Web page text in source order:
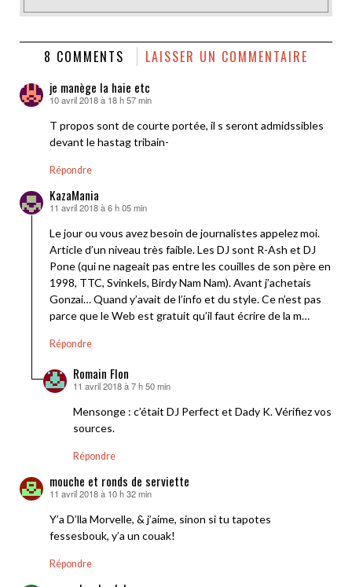
8 COMMENTS LAISSER UN COMMENTAIRE
je manège la haie etc
dit :
10 avril 2018 à 18 h 57 min
T propos sont de courte portée, il s seront admidssibles
devant le hastag tribain-
Répondre
KazaMania
dit :
11 avril 2018 à 6 h 05 min
Le jour ou vous avez besoin de journalistes appelez moi.
Article d’un niveau très faible. Les DJ sont R-Ash et DJ
Pone (qui ne nageait pas entre les couilles de son père en
1998, TTC, Svinkels, Birdy Nam Nam). Avant j’achetais
Gonzai… Quand y’avait de l’info et du style. Ce n’est pas
parce que le Web est gratuit qu’il faut écrire de la m…
Répondre
Romain Flon
dit :
11 avril 2018 à 7 h 50 min
Mensonge : c’était DJ Perfect et Dady K. Vérifiez vos
sources.
Répondre
mouche et ronds de serviette
dit :
11 avril 2018 à 10 h 32 min
Y’a D’lla Morvelle, & j’aime, sinon si tu tapotes
fessesbouk, y’a un couak!
Répondre